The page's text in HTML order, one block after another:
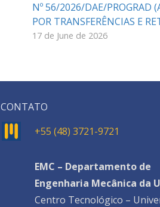
Nº 56/2026/DAE/PROGRAD
POR TRANSFERÊNCIAS E
17 de June de 2026
CONTATO
+55 (48) 3721-9721
EMC – Departamento de
Engenharia Mecânica da
Centro Tecnológico –